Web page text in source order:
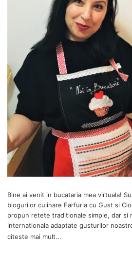
Bine ai venit in bucataria mea virtuala!
blogurilor culinare Farfuria cu Gust si
propun retete traditionale simple, dar si
internationala adaptate gusturilor
citeste mai mult...